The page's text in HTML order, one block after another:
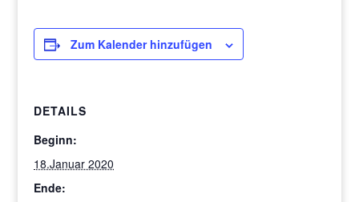
Zum Kalender hinzufügen
DETAILS
Beginn:
18.Januar 2020
Ende: